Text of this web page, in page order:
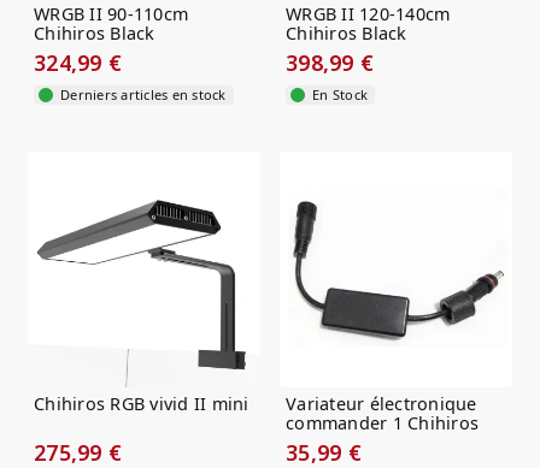
WRGB II 90-110cm
Chihiros Black
324,99 €
Derniers articles en stock
WRGB II 120-140cm
Chihiros Black
398,99 €
En Stock
Chihiros RGB vivid II mini
275,99 €
Variateur électronique
commander 1 Chihiros
35,99 €